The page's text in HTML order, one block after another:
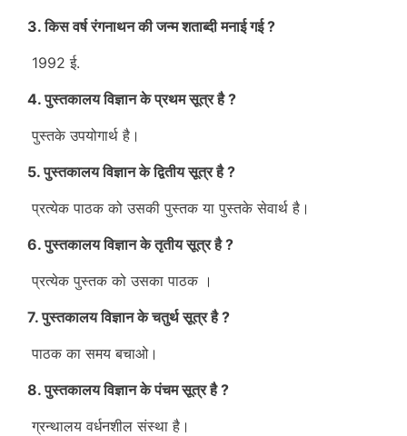
3. किस वर्ष रंगनाथन की जन्म शताब्दी मनाई गई ?
1992 ई.
4. पुस्तकालय विज्ञान के प्रथम सूत्र है ?
पुस्तके उपयोगार्थ है।
5. पुस्तकालय विज्ञान के द्वितीय सूत्र है ?
प्रत्येक पाठक को उसकी पुस्तक या पुस्तके सेवार्थ है।
6. पुस्तकालय विज्ञान के तृतीय सूत्र है ?
प्रत्येक पुस्तक को उसका पाठक ।
7. पुस्तकालय विज्ञान के चतुर्थ सूत्र है ?
पाठक का समय बचाओ।
8. पुस्तकालय विज्ञान के पंचम सूत्र है ?
ग्रन्थालय वर्धनशील संस्था है।